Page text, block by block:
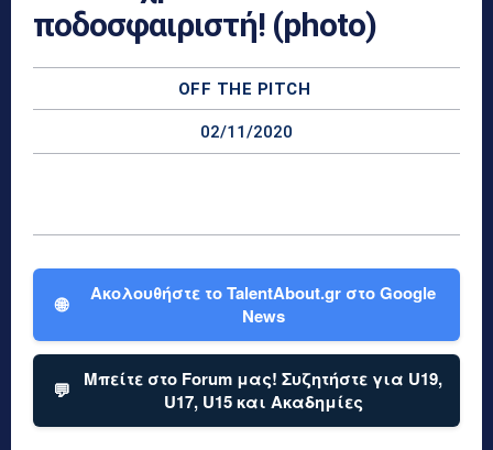
ποδοσφαιριστή! (photo)
OFF THE PITCH
02/11/2020
🌐
Ακολουθήστε το TalentAbout.gr στο Google
News
💬
Μπείτε στο Forum μας! Συζητήστε για U19,
U17, U15 και Ακαδημίες